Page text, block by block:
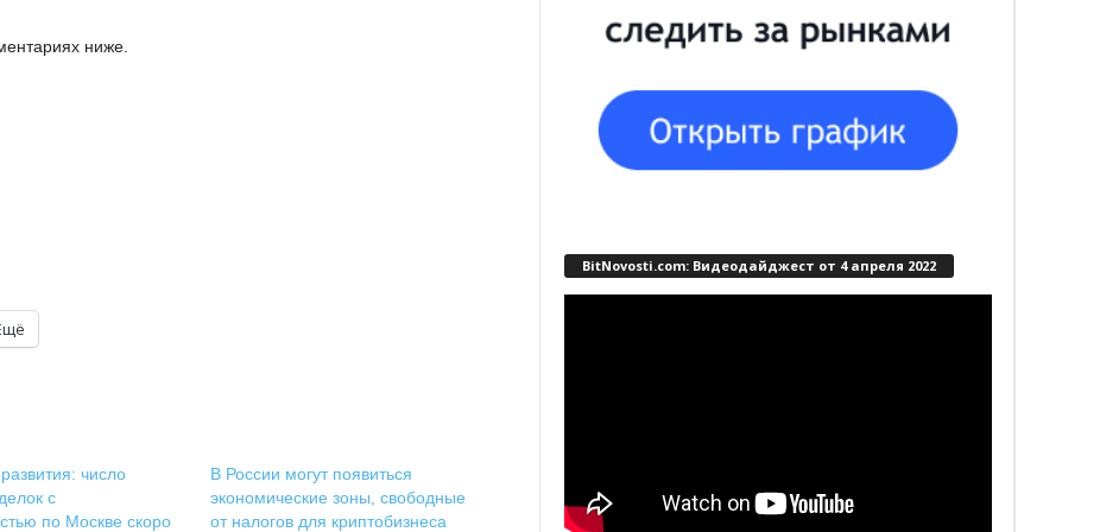
ниже.
число
с
по Москве скоро
В России могут появиться
экономические зоны, свободные
от налогов для криптобизнеса
BitNovosti.com: Видеодайджест от 4 апреля 2022